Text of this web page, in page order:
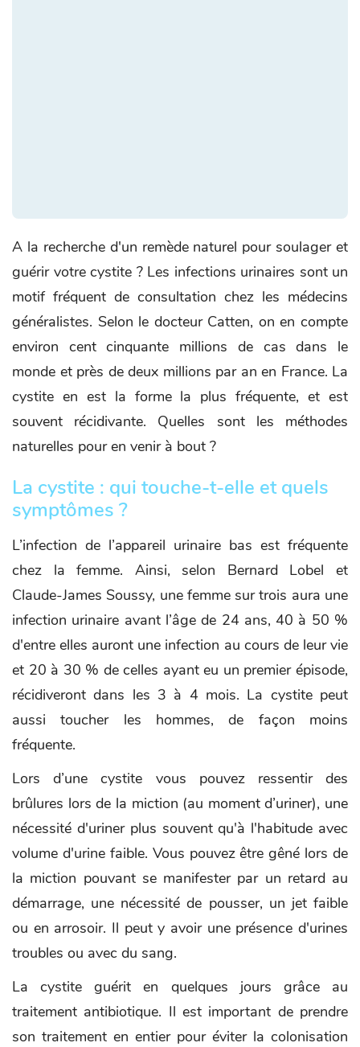
A la recherche d'un remède naturel pour soulager et
guérir votre cystite ? Les infections urinaires sont un
motif fréquent de consultation chez les médecins
généralistes. Selon le docteur Catten, on en compte
environ cent cinquante millions de cas dans le
monde et près de deux millions par an en France. La
cystite en est la forme la plus fréquente, et est
souvent récidivante. Quelles sont les méthodes
naturelles pour en venir à bout ?
La cystite : qui touche-t-elle et quels
symptômes ?
L’infection de l’appareil urinaire bas est fréquente
chez la femme. Ainsi, selon Bernard Lobel et
Claude-James Soussy, une femme sur trois aura une
infection urinaire avant l’âge de 24 ans, 40 à 50 %
d'entre elles auront une infection au cours de leur vie
et 20 à 30 % de celles ayant eu un premier épisode,
récidiveront dans les 3 à 4 mois. La cystite peut
aussi toucher les hommes, de façon moins
fréquente.
Lors d’une cystite vous pouvez ressentir des
brûlures lors de la miction (au moment d’uriner), une
nécessité d'uriner plus souvent qu'à l'habitude avec
volume d'urine faible. Vous pouvez être gêné lors de
la miction pouvant se manifester par un retard au
démarrage, une nécessité de pousser, un jet faible
ou en arrosoir. Il peut y avoir une présence d'urines
troubles ou avec du sang.
La cystite guérit en quelques jours grâce au
traitement antibiotique. Il est important de prendre
son traitement en entier pour éviter la colonisation